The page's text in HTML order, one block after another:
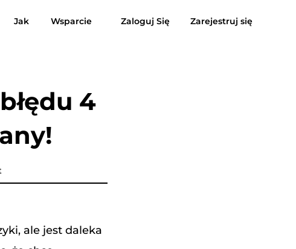
Jak Wsparcie Zaloguj Się Zarejestruj się
Recenzje Darmowe pobieranie Kup teraz
4
ale jest daleka